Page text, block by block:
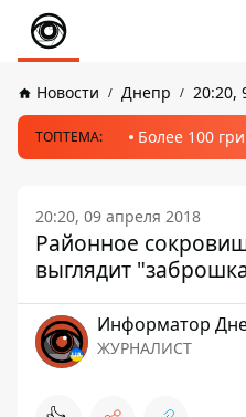
Новости Днепр 20:20,
ТОПТЕМА: Более 100
20:20, 09 апреля 2018
Районное
выглядит
Информатор
ЖУРНАЛИСТ